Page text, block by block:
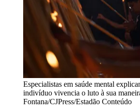
Especialistas em saúde mental
indivíduo vivencia o luto à sua
Fontana/CJPress/Estadão Conteúdo